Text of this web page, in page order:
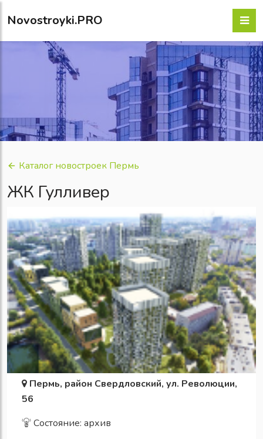
Novostroyki.PRO
Каталог новостроек Пермь
ЖК Гулливер
Пермь, район Свердловский, ул. Революции,
56
Состояние: архив